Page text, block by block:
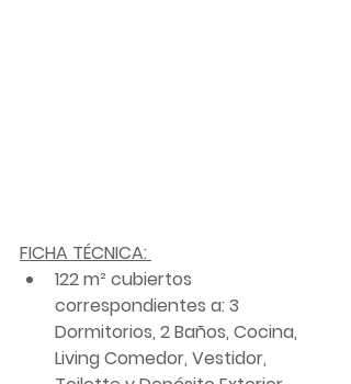
FICHA TÉCNICA:
122 m² cubiertos
correspondientes a: 3
Dormitorios, 2 Baños, Cocina,
Living Comedor, Vestidor,